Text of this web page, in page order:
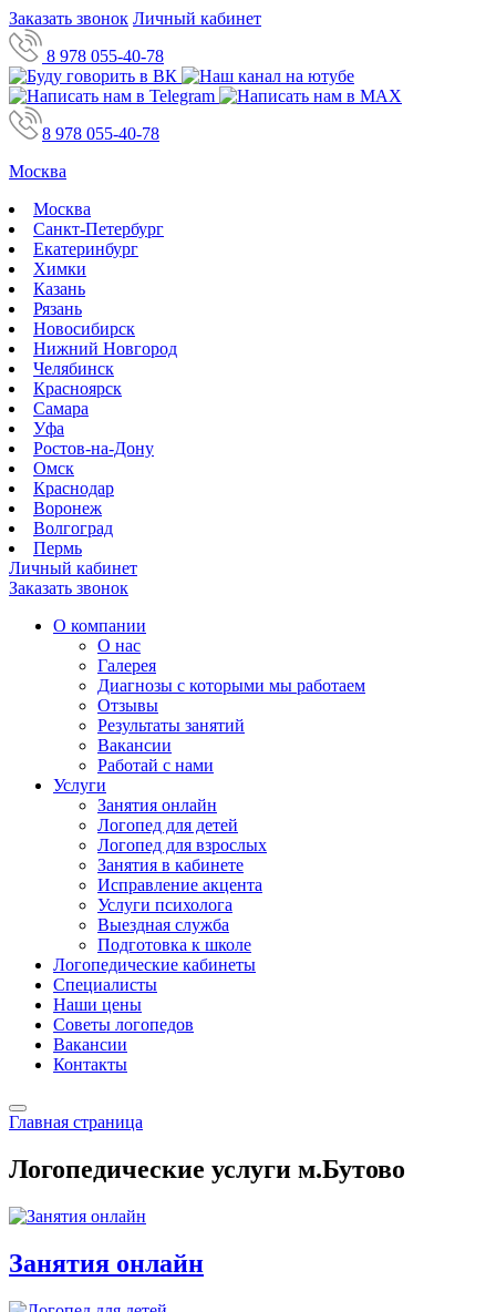
Заказать звонок Личный кабинет
8 978 055-40-78
8 978 055-40-78
Москва
Москва
Санкт-Петербург
Екатеринбург
Химки
Казань
Рязань
Новосибирск
Нижний Новгород
Челябинск
Красноярск
Самара
Уфа
Ростов-на-Дону
Омск
Краснодар
Воронеж
Волгоград
Пермь
Личный кабинет
Заказать звонок
О компании
О нас
Галерея
Диагнозы с которыми мы работаем
Отзывы
Результаты занятий
Вакансии
Работай с нами
Услуги
Занятия онлайн
Логопед для детей
Логопед для взрослых
Занятия в кабинете
Исправление акцента
Услуги психолога
Выездная служба
Подготовка к школе
Логопедические кабинеты
Специалисты
Наши цены
Советы логопедов
Вакансии
Контакты
Главная страница
Логопедические услуги м.Бутово
Занятия онлайн